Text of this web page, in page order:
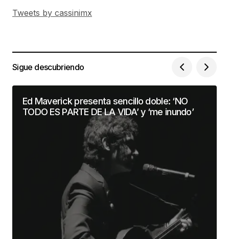
Tweets by cassinimx
Sigue descubriendo
Ed Maverick presenta sencillo doble: ‘NO
TODO ES PARTE DE LA VIDA’ y ‘me inundo’